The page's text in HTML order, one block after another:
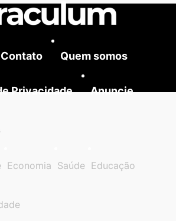
Contato Quem somos
Privacidade Anuncie
Economia Saúde Educação